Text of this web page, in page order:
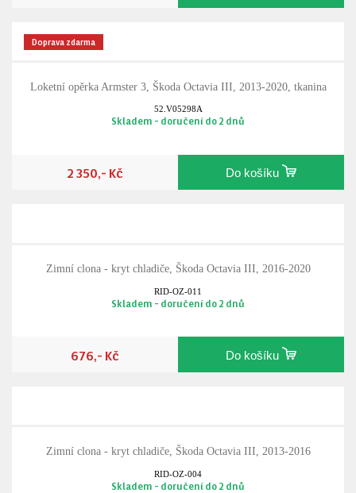
Doprava zdarma
Loketní opěrka Armster 3, Škoda Octavia III, 2013-2020, tkanina
52.V05298A
Skladem - doručení do 2 dnů
2 350,- Kč Do košíku
Zimní clona - kryt chladiče, Škoda Octavia III, 2016-2020
RID-OZ-011
Skladem - doručení do 2 dnů
676,- Kč Do košíku
Zimní clona - kryt chladiče, Škoda Octavia III, 2013-2016
RID-OZ-004
Skladem - doručení do 2 dnů